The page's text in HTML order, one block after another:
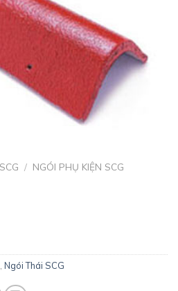
/ NGÓI PHỤ KIỆN SCG
Ngói Thái SCG